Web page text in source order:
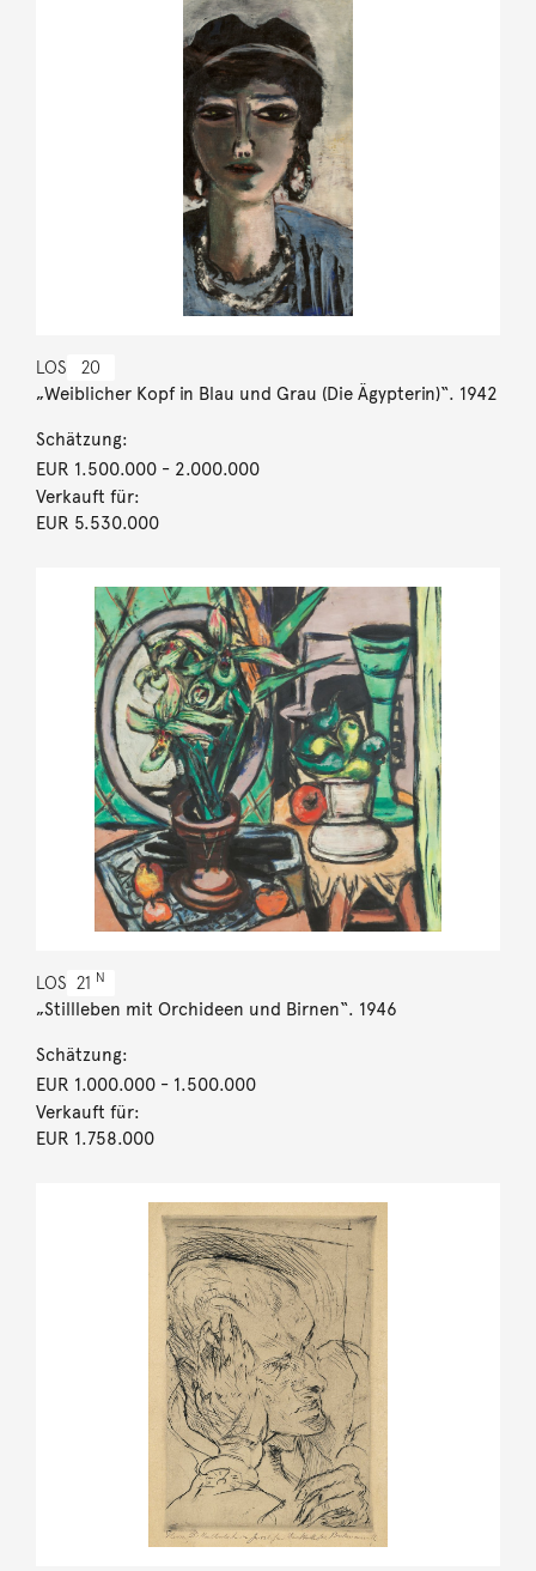
LOS 20
„Weiblicher Kopf in Blau und Grau (Die Ägypterin)“. 1942
Schätzung:
EUR 1.500.000- 2.000.000
Verkauft für:
EUR 5.530.000
LOS 21 N
„Stillleben mit Orchideen und Birnen“. 1946
Schätzung:
EUR 1.000.000- 1.500.000
Verkauft für:
EUR 1.758.000